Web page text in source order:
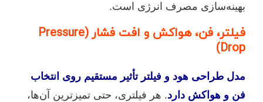
بهینه‌سازی مصرف انرژی است.
فیلتر، فن، هواکش و افت فشار (Pressure
Drop)
مدل طراحی هود و فیلتر تأثیر مستقیم روی انتخاب
فن و هواکش دارد. هر فیلتری، حتی تمیزترین آن‌ها،